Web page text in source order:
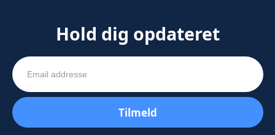
Hold dig opdateret